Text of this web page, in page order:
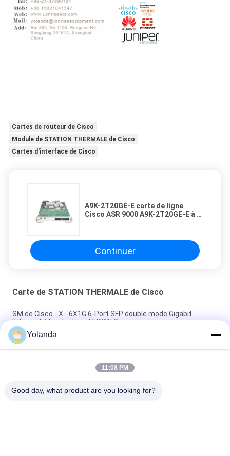
Cartes de routeur de Cisco
Module de STATION THERMALE de Cisco
Cartes d'interface de Cisco
A9K-2T20GE-E carte de ligne
Cisco ASR 9000 A9K-2T20GE-E à 2
Continuer
Carte de STATION THERMALE de Cisco
SM de Cisco - X - 6X1G 6-Port SFP double mode Gigabit
Ethernet à haute densité WAN Service
4000 pare-feu de réseau bas d'IP de la carte ISR4331 3GE
2NIM de STATION THERMALE de Cisco de routeur
Module de mémoire DRAM de 16 Go pour les commutateurs
Yolanda
11:08 PM
Good day, what product are you looking for?